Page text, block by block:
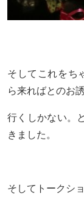
そしてこれをち
ら来ればとのお
行くしかない。
きました。
そしてトークショ